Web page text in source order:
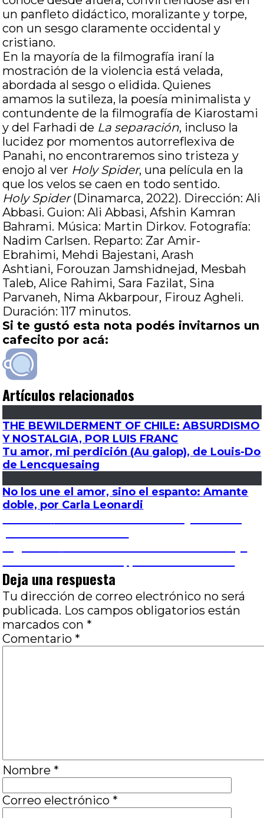
un panfleto didáctico, moralizante y torpe,
con un sesgo claramente occidental y
cristiano.
En la mayoría de la filmografía iraní la
mostración de la violencia está velada,
abordada al sesgo o elidida. Quienes
amamos la sutileza, la poesía minimalista y
contundente de la filmografía de Kiarostami
y del Farhadi de La separación, incluso la
lucidez por momentos autorreflexiva de
Panahi, no encontraremos sino tristeza y
enojo al ver Holy Spider, una película en la
que los velos se caen en todo sentido.
Holy Spider(Dinamarca, 2022). Dirección: Ali
Abbasi. Guion: Ali Abbasi, Afshin Kamran
Bahrami. Música: Martin Dirkov. Fotografía:
Nadim Carlsen. Reparto: Zar Amir-
Ebrahimi, Mehdi Bajestani, Arash
Ashtiani, Forouzan Jamshidnejad, Mesbah
Taleb, Alice Rahimi, Sara Fazilat, Sina
Parvaneh, Nima Akbarpour, Firouz Agheli.
Duración: 117 minutos.
Si te gustó esta nota podés invitarnos un
cafecito por acá:
Artículos relacionados
THE BEWILDERMENT OF CHILE: ABSURDISMO
Y NOSTALGIA, POR LUIS FRANC
Tu amor, mi perdición (Au galop), de Louis-Do
de Lencquesaing
No los une el amor, sino el espanto: Amante
doble, por Carla Leonardi
Navegación
de
entradas
Deja una respuesta
Tu dirección de correo electrónico no será
publicada. Los campos obligatorios están
marcados con *
Comentario *
Nombre *
Correo electrónico *